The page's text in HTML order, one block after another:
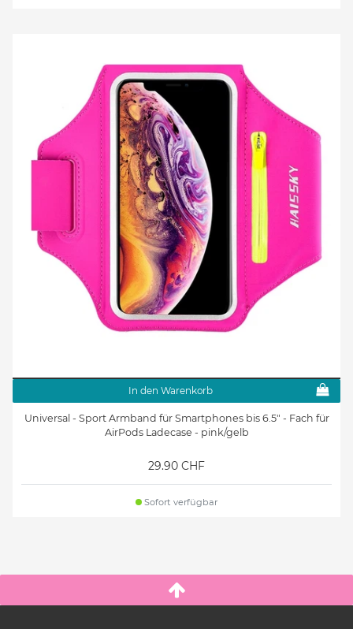
In den Warenkorb
Universal - Sport Armband für Smartphones bis 6.5" - Fach für
AirPods Ladecase - pink/gelb
29.90 CHF
Sofort verfügbar